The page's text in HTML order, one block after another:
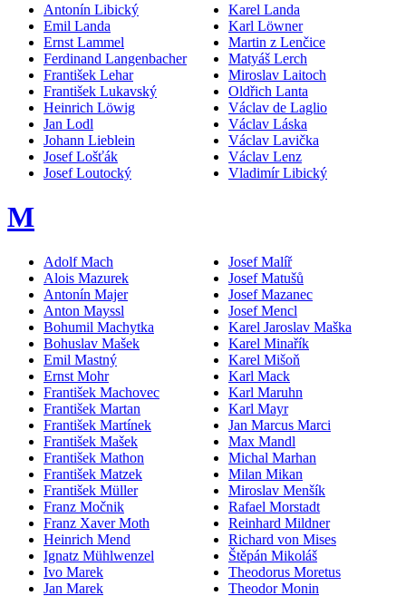
Antonín Libický
Emil Landa
Ernst Lammel
Ferdinand Langenbacher
František Lehar
František Lukavský
Heinrich Löwig
Jan Lodl
Johann Lieblein
Josef Lošťák
Josef Loutocký
Karel Landa
Karl Löwner
Martin z Lenčice
Matyáš Lerch
Miroslav Laitoch
Oldřich Lanta
Václav de Laglio
Václav Láska
Václav Lavička
Václav Lenz
Vladimír Libický
M
Adolf Mach
Alois Mazurek
Antonín Majer
Anton Mayssl
Bohumil Machytka
Bohuslav Mašek
Emil Mastný
Ernst Mohr
František Machovec
František Martan
František Martínek
František Mašek
František Mathon
František Matzek
František Müller
Franz Močnik
Franz Xaver Moth
Heinrich Mend
Ignatz Mühlwenzel
Ivo Marek
Jan Marek
Josef Malíř
Josef Matušů
Josef Mazanec
Josef Mencl
Karel Jaroslav Maška
Karel Minařík
Karel Mišoň
Karl Mack
Karl Maruhn
Karl Mayr
Jan Marcus Marci
Max Mandl
Michal Marhan
Milan Mikan
Miroslav Menšík
Rafael Morstadt
Reinhard Mildner
Richard von Mises
Štěpán Mikoláš
Theodorus Moretus
Theodor Monin